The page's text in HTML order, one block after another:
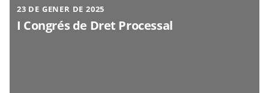
23 DE GENER DE 2025
I Congrés de Dret Processal